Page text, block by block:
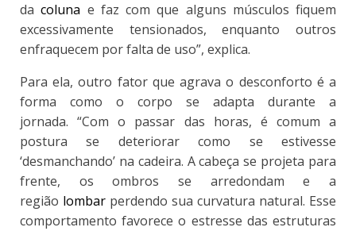
dacoluna e faz com que alguns músculos fiquem
excessivamente tensionados, enquanto outros
enfraquecem por falta de uso”, explica.
Para ela,outro fator que agrava o desconforto é a
forma como o corpo se adapta durante a
jornada. “Com o passar das horas, é comum a
postura se deteriorar como se estivesse
‘desmanchando’ na cadeira. A cabeça se projeta para
frente, os ombros se arredondam e a
região lombar perdendo sua curvatura natural. Esse
comportamento favorece o estresse das estruturas